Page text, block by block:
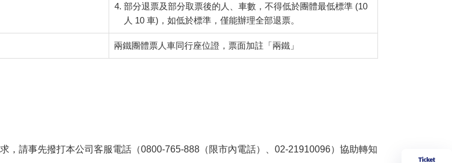
部分退票及部分取票後的人、車數，不得低於團體最低標準 (10
人 10 車)，如低於標準，僅能辦理全部退票。
兩鐵團體票人車同行座位證，票面加註「兩鐵」
，請事先撥打本公司客服電話（0800-765-888（限市內電話）、02-21910096）協助轉知